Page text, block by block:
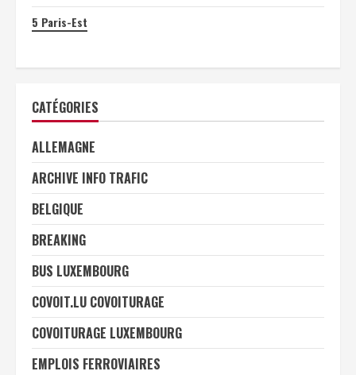
5 Paris-Est
CATÉGORIES
ALLEMAGNE
ARCHIVE INFO TRAFIC
BELGIQUE
BREAKING
BUS LUXEMBOURG
COVOIT.LU COVOITURAGE
COVOITURAGE LUXEMBOURG
EMPLOIS FERROVIAIRES